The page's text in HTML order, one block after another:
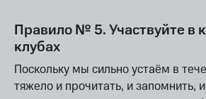
Правило № 5. Участвуйте в
клубах
Поскольку мы сильно устаём в
тяжело и прочитать, и запомнить, и